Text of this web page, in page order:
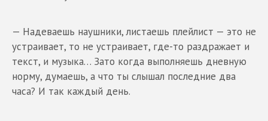
— Надеваешь наушники, листаешь плейлист — это не
устраивает, то не устраивает, где-то раздражает и
текст, и музыка… Зато когда выполняешь дневную
норму, думаешь, а что ты слышал последние два
часа? И так каждый день.